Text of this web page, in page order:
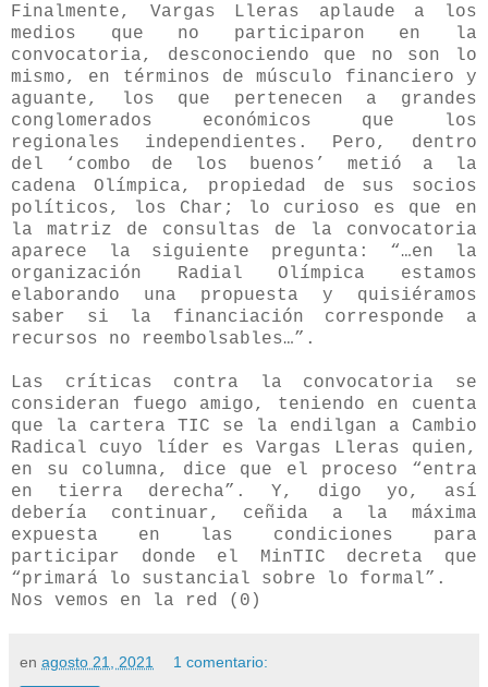
Finalmente, Vargas Lleras aplaude a los
medios que no participaron en la
convocatoria, desconociendo que no son lo
mismo, en términos de músculo financiero y
aguante, los que pertenecen a grandes
conglomerados económicos que los
regionales independientes. Pero, dentro
del ‘combo de los buenos’ metió a la
cadena Olímpica, propiedad de sus socios
políticos, los Char; lo curioso es que en
la matriz de consultas de la convocatoria
aparece la siguiente pregunta: “…en la
organización Radial Olímpica estamos
elaborando una propuesta y quisiéramos
saber si la financiación corresponde a
recursos no reembolsables…”.
Las críticas contra la convocatoria se
consideran fuego amigo, teniendo en cuenta
que la cartera TIC se la endilgan a Cambio
Radical cuyo líder es Vargas Lleras quien,
en su columna, dice que el proceso “entra
en tierra derecha”. Y, digo yo, así
debería continuar, ceñida a la máxima
expuesta en las condiciones para
participar donde el MinTIC decreta que
“primará lo sustancial sobre lo formal”.
Nos vemos en la red (0)
en agosto 21, 2021 1 comentario: